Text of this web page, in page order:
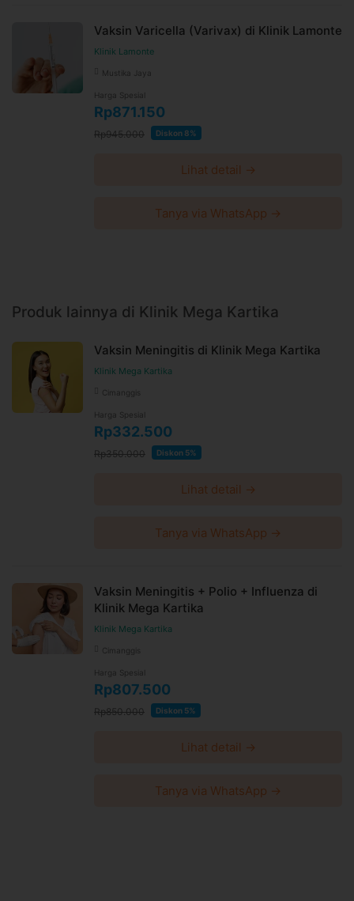
Vaksin Varicella (Varivax) di Klinik Lamonte
Klinik Lamonte
Mustika Jaya
Harga Spesial
Rp871.150
Rp945.000 Diskon 8%
Lihat detail →
Tanya via WhatsApp →
Produk lainnya di Klinik Mega Kartika
Vaksin Meningitis di Klinik Mega Kartika
Klinik Mega Kartika
Cimanggis
Harga Spesial
Rp332.500
Rp350.000 Diskon 5%
Lihat detail →
Tanya via WhatsApp →
Vaksin Meningitis + Polio + Influenza di
Klinik Mega Kartika
Klinik Mega Kartika
Cimanggis
Harga Spesial
Rp807.500
Rp850.000 Diskon 5%
Lihat detail →
Tanya via WhatsApp →